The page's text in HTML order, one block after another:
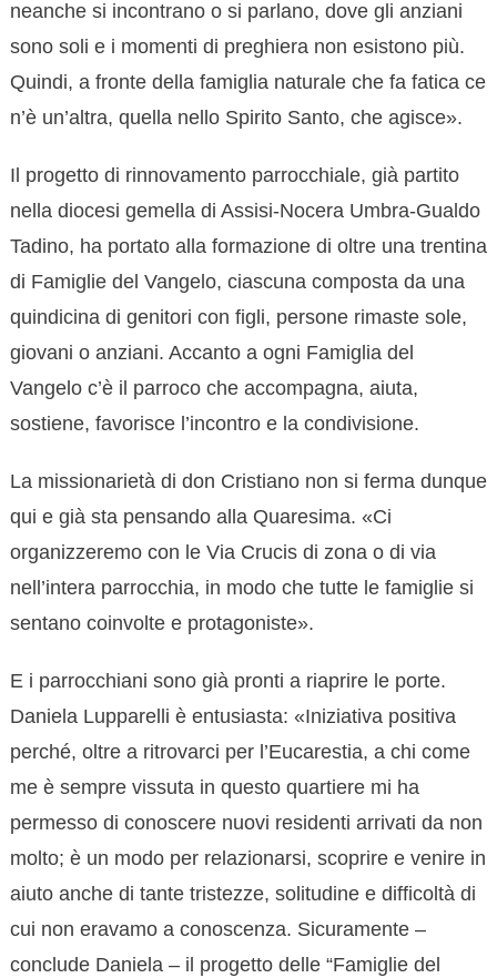
neanche si incontrano o si parlano, dove gli anziani
sono soli e i momenti di preghiera non esistono più.
Quindi, a fronte della famiglia naturale che fa fatica ce
n’è un’altra, quella nello Spirito Santo, che agisce».
Il progetto di rinnovamento parrocchiale, già partito
nella diocesi gemella di Assisi-Nocera Umbra-Gualdo
Tadino, ha portato alla formazione di oltre una trentina
di Famiglie del Vangelo, ciascuna composta da una
quindicina di genitori con figli, persone rimaste sole,
giovani o anziani. Accanto a ogni Famiglia del
Vangelo c’è il parroco che accompagna, aiuta,
sostiene, favorisce l’incontro e la condivisione.
La missionarietà di don Cristiano non si ferma dunque
qui e già sta pensando alla Quaresima. «Ci
organizzeremo con le Via Crucis di zona o di via
nell’intera parrocchia, in modo che tutte le famiglie si
sentano coinvolte e protagoniste».
E i parrocchiani sono già pronti a riaprire le porte.
Daniela Lupparelli è entusiasta: «Iniziativa positiva
perché, oltre a ritrovarci per l’Eucarestia, a chi come
me è sempre vissuta in questo quartiere mi ha
permesso di conoscere nuovi residenti arrivati da non
molto; è un modo per relazionarsi, scoprire e venire in
aiuto anche di tante tristezze, solitudine e difficoltà di
cui non eravamo a conoscenza. Sicuramente –
conclude Daniela – il progetto delle “Famiglie del